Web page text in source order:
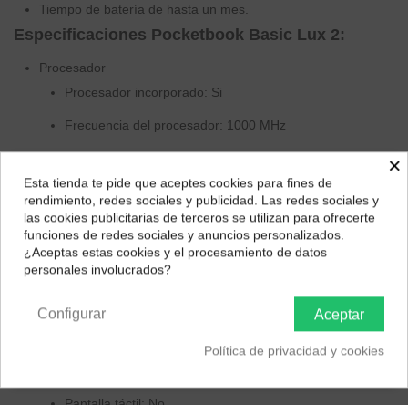
Tiempo de batería de hasta un mes.
Especificaciones Pocketbook Basic Lux 2:
Procesador
Procesador incorporado: Si
Frecuencia del procesador: 1000 MHz
Capacidad de almacenamiento interno: 8 GB
Tarjetas de memoria compatibles: MicroSD
(TransFlash)
Tamaño máximo de tarjeta de memoria: 32 GB
Capacidad de RAM: 256 MB
¿Dónde deseas recibir tu pedido?
Selecciona tu ubicación para mostrarte los precios e
impuestos correctos para tu región.
×
Esta tienda te pide que aceptes cookies para fines de
rendimiento, redes sociales y publicidad. Las redes sociales y
las cookies publicitarias de terceros se utilizan para ofrecerte
funciones de redes sociales y anuncios personalizados.
¿Aceptas estas cookies y el procesamiento de datos
personales involucrados?
Aceptar
Configurar
Política de privacidad y cookies